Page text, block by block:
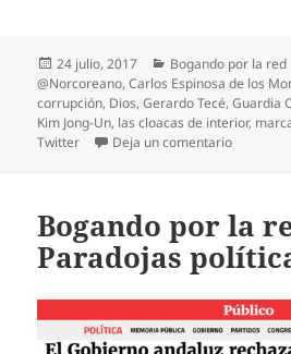
Publicado
el
24 julio, 2017 Categorías
Bogando por la red
@Norcoreano,Carlos Espinosa de los
corrupción, Dios,Gerardo Tecé,Guardia
Kim Jong-Un, las cloacas de interior,
Twitter
Deja un comentarioen
Bogando por la
Paradojas